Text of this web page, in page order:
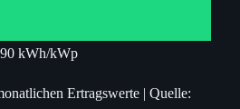
kWh/kWp
Ertragswerte | Quelle: